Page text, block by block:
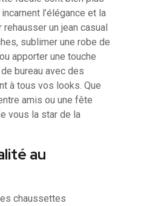
l’élégance et la
un jean casual
sublimer une robe de
apporter une touche
bureau avec des
à tous vos looks. Que
amis ou une fête
vous la star de la
au
chaussettes